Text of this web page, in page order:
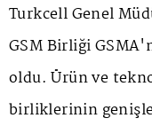
Turkcell Genel
GSM Birliği
oldu. Ürün ve
birliklerinin